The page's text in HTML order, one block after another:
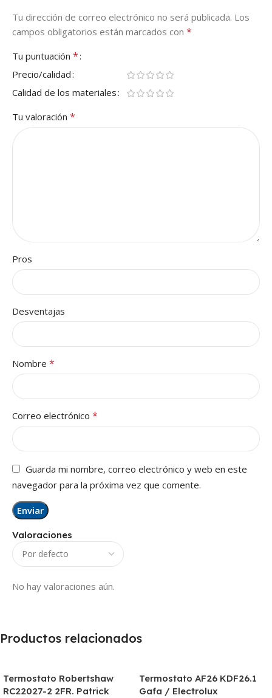
Valoraciones
No hay valoraciones aún.
Tu dirección de correo electrónico no será publicada. Los
campos obligatorios están marcados con *
Tu puntuación *
Precio/calidad
Calidad de los materiales
Tu valoración *
Pros
Desventajas
Nombre *
Correo electrónico *
Guarda mi nombre, correo electrónico y web en este
navegador para la próxima vez que comente.
Productos relacionados
Termostato Robertshaw
RC22027-2 2FR. Patrick
Termostato AF26 KDF26.1
Gafa / Electrolux